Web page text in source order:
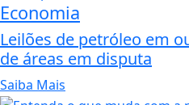
Economia
Leilões de petróleo em
de áreas em disputa
Saiba Mais